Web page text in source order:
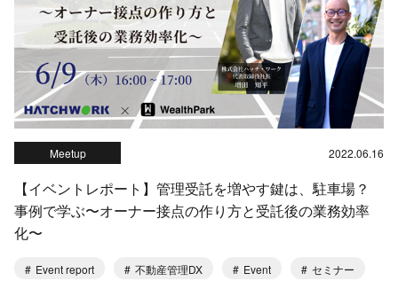
Meetup 2022.06.16
【イベントレポート】管理受託を増やす鍵は、駐車場？
事例で学ぶ〜オーナー接点の作り方と受託後の業務効率
化〜
Event report 不動産管理DX Event セミナー